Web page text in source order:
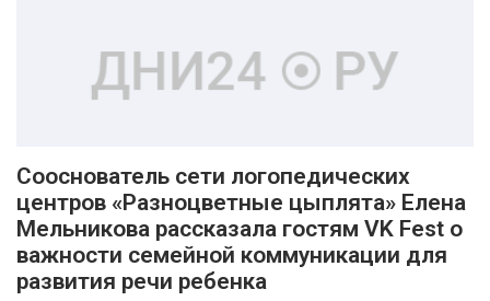
Сооснователь сети логопедических
центров «Разноцветные цыплята» Елена
Мельникова рассказала гостям VK Fest о
важности семейной коммуникации для
развития речи ребенка